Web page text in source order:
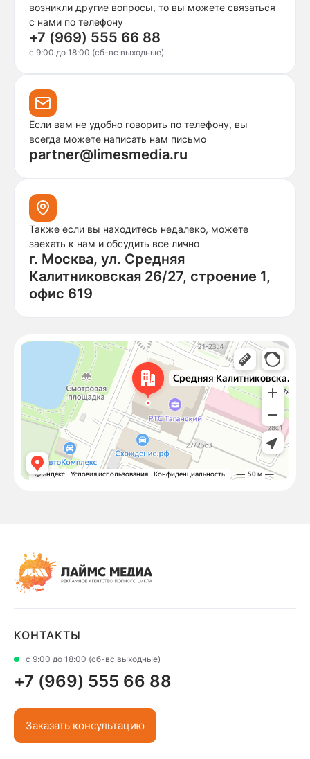
возникли другие вопросы, то вы можете связаться
с нами по телефону
+7 (969) 555 66 88
c 9:00 до 18:00 (сб-вс выходные)
Если вам не удобно говорить по телефону, вы
всегда можете написать нам письмо
partner@limesmedia.ru
Также если вы находитесь недалеко, можете
заехать к нам и обсудить все лично
г. Москва, ул. Средняя
Калитниковская 26/27, строение 1,
офис 619
Москва
Средняя Калитниковская улица, 26/27с1 — Яндекс Карты
КОНТАКТЫ
с 9:00 до 18:00 (сб-вс выходные)
+7 (969) 555 66 88
Заказать консультацию